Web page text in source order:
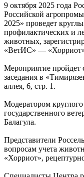
9 октября 2025 года
Российской
2025» проведет
профилактических и
животных,
«ВетИС» —
Мероприятие пройдет
заседания в
аллея, 6, стр. 1.
Модератором
государственного
Балагула.
Представители
вопросам учета
«Хорриот»,